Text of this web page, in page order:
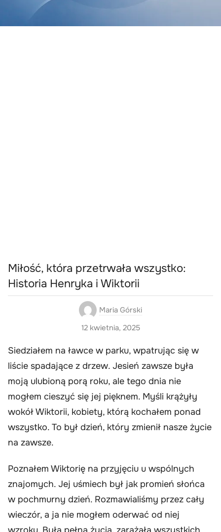
Miłość, która przetrwała wszystko:
Historia Henryka i Wiktorii
Maria Górski
12 kwietnia, 2025
Siedziałem na ławce w parku, wpatrując się w
liście spadające z drzew. Jesień zawsze była
moją ulubioną porą roku, ale tego dnia nie
mogłem cieszyć się jej pięknem. Myśli krążyły
wokół Wiktorii, kobiety, którą kochałem ponad
wszystko. To był dzień, który zmienił nasze życie
na zawsze.
Poznałem Wiktorię na przyjęciu u wspólnych
znajomych. Jej uśmiech był jak promień słońca
w pochmurny dzień. Rozmawialiśmy przez cały
wieczór, a ja nie mogłem oderwać od niej